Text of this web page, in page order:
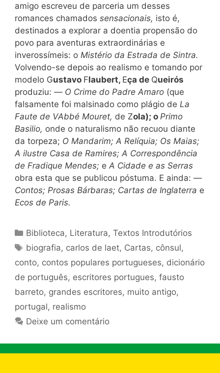
amigo escreveu de parceria um desses
romances chamados sensacionais, isto é,
destinados a explorar a doentia propensão do
povo para aventuras extraordinárias e
inverossímeis: o Mistério da Estrada de Sintra.
Volvendo-se depois ao realismo e tomando por
modelo Gustavo Flaubert, Eça de Queirós
produziu: — O Crime do Padre Amaro (que
falsamente foi malsinado como plágio de La
Faute de VAbbé Mouret, de Zola); o Primo
Basilio, onde o naturalismo não recuou diante
da torpeza; O Mandarim; A Relíquia; Os Maias;
A ilustre Casa de Ramires; A Correspondência
de Fradique Mendes; e A Cidade e as Serras
obra esta que se publicou póstuma. E ainda: —
Contos; Prosas Bárbaras; Cartas de Inglaterra e
Ecos de Paris.
Categorias
Biblioteca, Literatura,Textos Introdutórios
Tags
biografia, carlos de laet, Cartas, cônsul,
conto, contos populares portugueses, dicionário
de português, escritores portugues, fausto
barreto, grandes escritores, muito antigo,
portugal, realismo
Deixe um comentário